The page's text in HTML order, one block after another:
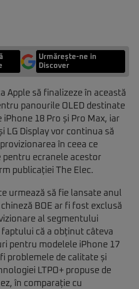
Urmărește-ne in
Discover
Apple să finalizeze în această
panourile OLED destinate
18 Pro și Pro Max, iar
LG Display vor continua să
în ceea ce
pentru ecranele acestor
publicației The Elec.
urmează să fie lansate anul
BOE ar fi fost exclusă
al segmentului
că a obținut câteva
pentru modelele iPhone 17
problemele de calitate și
LTPO+ propuse de
în comparație cu